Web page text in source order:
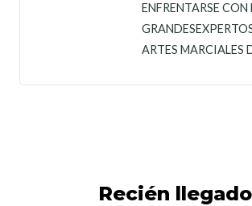
ENFRENTARSE CON
ARTES MARCIALES
Recién